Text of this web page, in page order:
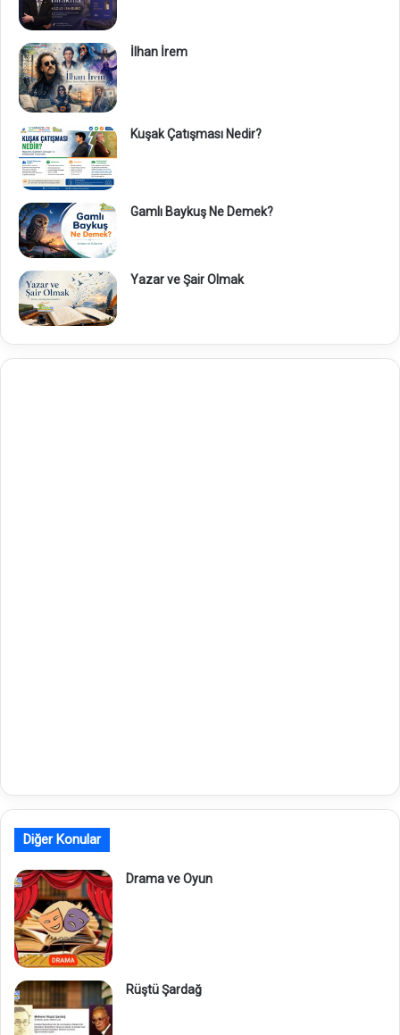
İlhan İrem
Kuşak Çatışması Nedir?
Gamlı Baykuş Ne Demek?
Yazar ve Şair Olmak
Diğer Konular
Drama ve Oyun
Rüştü Şardağ